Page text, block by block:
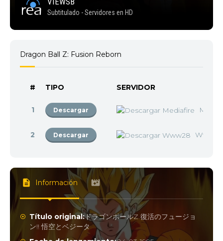
Dragon Ball Z: Fusion Reborn
# TIPO SERVIDOR
1 Descargar
2 Descargar Www28
Información
Título original:ドラゴンボールZ 復活のフュージョ
ン!! 悟空とベジータ